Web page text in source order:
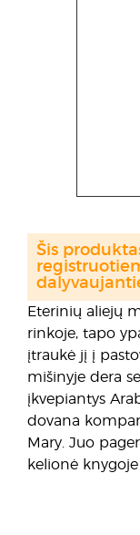
Eterinių aliejų
rinkoje, tapo
įtraukė jį į
mišinyje dera
įkvepiantys
dovana
Mary. Juo
kelionė knygoje
Šis